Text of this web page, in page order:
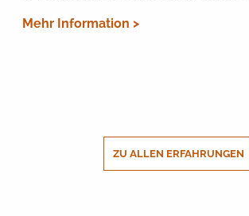
Mehr Information >
ZU ALLEN ERFAHRUNGEN